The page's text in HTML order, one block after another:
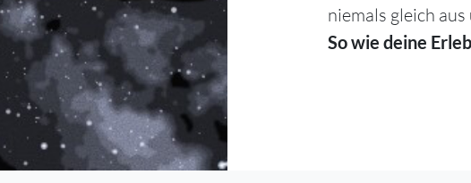
niemals gleich
So wie deine